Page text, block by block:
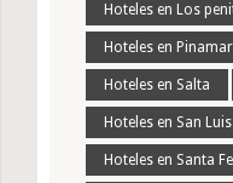
Hoteles en Los
Hoteles en Pinamar
Hoteles en Salta
Hoteles en San Luis
Hoteles en Santa Fe